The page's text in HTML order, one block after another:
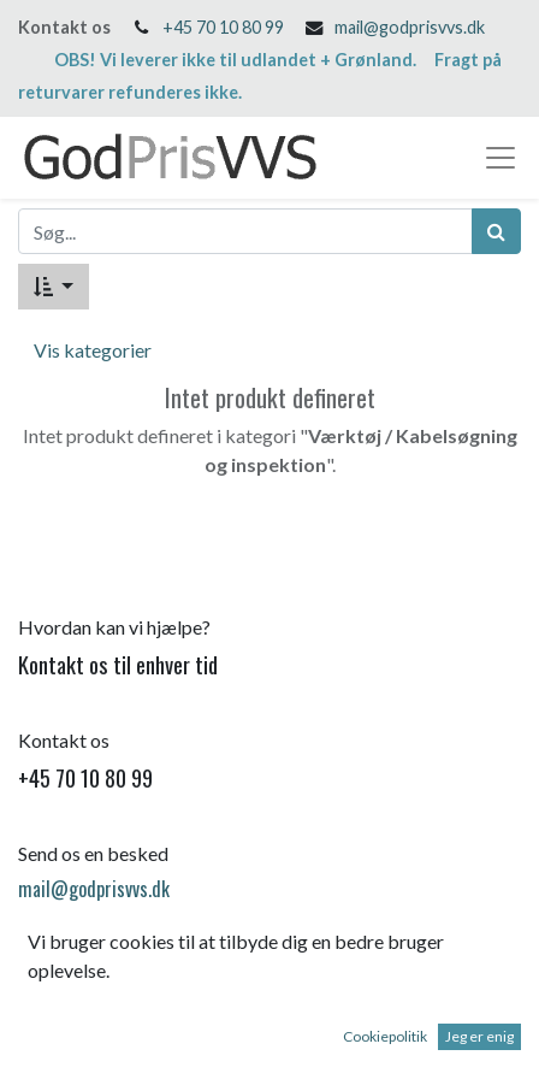
Kontakt os +45 70 10 80 99
mail@godprisvvs.dk
OBS! Vi leverer ikke til udlandet + Grønland. Fragt på
returvarer refunderes ikke.
Vis kategorier
Intet produkt defineret
Intet produkt defineret i kategori "Værktøj / Kabelsøgning
og inspektion".
Hvordan kan vi hjælpe?
Kontakt os til enhver tid
Kontakt os
+45 70 10 80 99
Send os en besked
mail@godprisvvs.dk
Vi bruger cookies til at tilbyde dig en bedre bruger
oplevelse.
Cookiepolitik Jeg er enig